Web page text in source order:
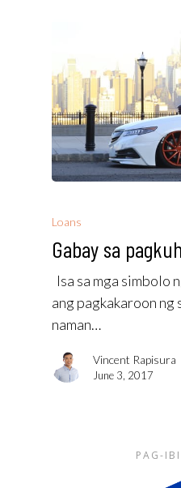
Loans
Gabay sa
Isa sa mga simbolo
ang pagkakaroon ng
naman…
Vincent Rapisura
June 3, 2017
PAG-